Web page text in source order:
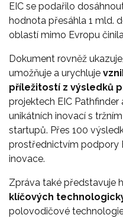
EIC se podařilo
hodnota přesáhla 1 mld.
oblastí mimo Evropu
Dokument rovněž
umožňuje a urychluje
příležitostí z výsledků
projektech EIC
unikátních inovací s
startupů. Přes 100
prostřednictvím podpory
inovace.
Zpráva také představuje
klíčových
polovodičové